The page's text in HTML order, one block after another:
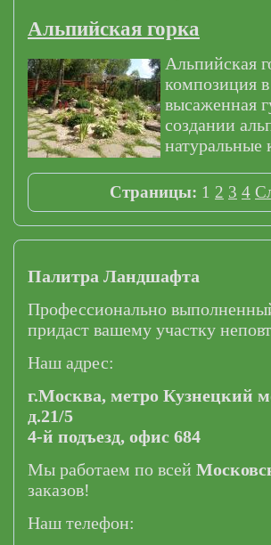
Альпийская горка
Альпийская
композиция
высаженная
создании
натуральные
Страницы: 1 2 3 4
Палитра Ландшафта
Профессионально
придаст вашему участку
Наш адрес:
г.Москва, метро Кузнецкий
д.21/5
4-й подъезд, офис 684
Мы работаем по всей
заказов!
Наш телефон: